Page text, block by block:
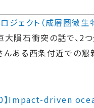
ェクト（成層圏微生
隕石衝突の話で、2
ある西条付近での懇
】Impact-driven